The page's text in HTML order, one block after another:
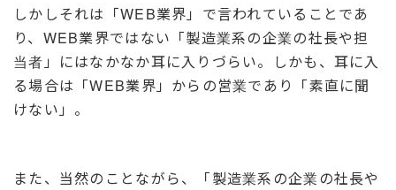
しかしそれは「WEB業界」で言われていることであ
り、WEB業界ではない「製造業系の企業の社長や担
当者」にはなかなか耳に入りづらい。しかも、耳に入
る場合は「WEB業界」からの営業であり「素直に聞
けない」。
また、当然のことながら、「製造業系の企業の社長や